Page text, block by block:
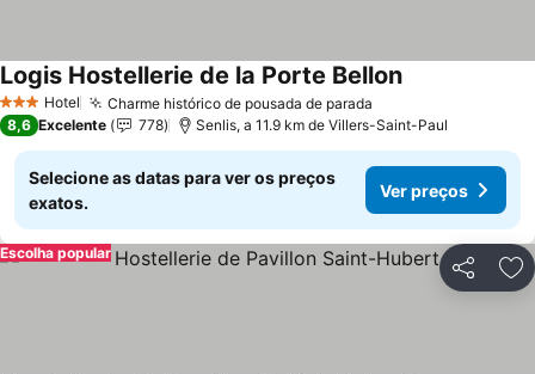
3 EstrelasHotel Charme histórico de pousada de parada
Logis Hostellerie de la Porte Bellon
8,6 Excelente 778 Senlis, a 11.9 km de Villers-Saint-Paul
Selecione as datas para ver os preços
exatos.
Ver preços
Partilhar
Escolha popular